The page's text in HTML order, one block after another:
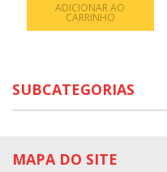
ADICIONAR AO
CARRINHO
SUBCATEGORIAS
MAPA DO SITE